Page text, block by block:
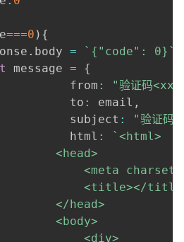
===0 ) {
. body = ` {"code": 0} `
message =
{
						  from
:
"验证码
						  to
: email ,
						  subject
:
"验证码
						  html
: ` <html>